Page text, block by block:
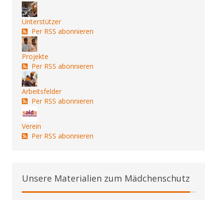
Unterstützer
Per RSS abonnieren
Projekte
Per RSS abonnieren
Arbeitsfelder
Per RSS abonnieren
Verein
Per RSS abonnieren
Unsere Materialien zum Mädchenschutz